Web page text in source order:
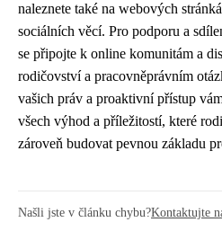
naleznete také na webových
sociálních věcí. Pro podporu a
se připojte k online komunitám a
rodičovství a pracovněprávním
vašich práv a proaktivní přístup
všech výhod a příležitostí, které
zároveň budovat pevnou základu
Našli jste v článku chybu?Kontaktujte